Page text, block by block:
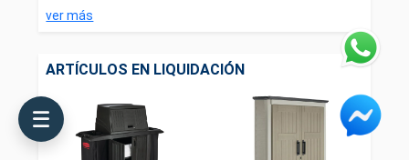
ver más
ARTÍCULOS EN LIQUIDACIÓN